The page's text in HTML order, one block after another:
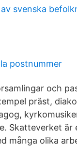
svenska
postnummer
och
präst,
Skatteverket är
många olika